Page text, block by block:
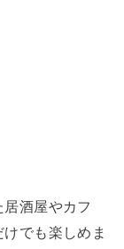
酒屋やカフ
でも楽しめま